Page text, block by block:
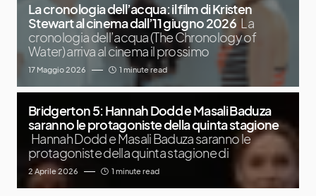
La cronologia dell’acqua: il film di Kristen
Stewart al cinema dall’11 giugno 2026 La
cronologia dell’acqua (The Chronology of
Water) arriva al cinema il prossimo
17 Maggio 2026 1 minute read
Bridgerton 5: Hannah Dodd e Masali Baduza
saranno le protagoniste della quinta stagione
Hannah Dodd e Masali Baduza saranno le
protagoniste della quinta stagione di
2 Aprile 2026 1 minute read